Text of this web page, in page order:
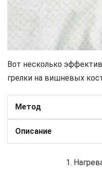
Вот несколько
грелки на вишневых
Метод
Описание
1.